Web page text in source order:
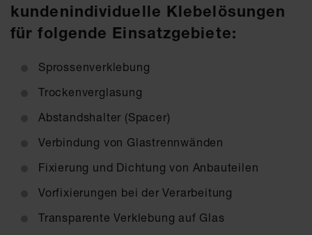
kundenindividuelle Klebelösungen
für folgende Einsatzgebiete:
Sprossenverklebung
Trockenverglasung
Abstandshalter (Spacer)
Verbindung von Glastrennwänden
Fixierung und Dichtung von Anbauteilen
Vorfixierungen bei der Verarbeitung
Transparente Verklebung auf Glas